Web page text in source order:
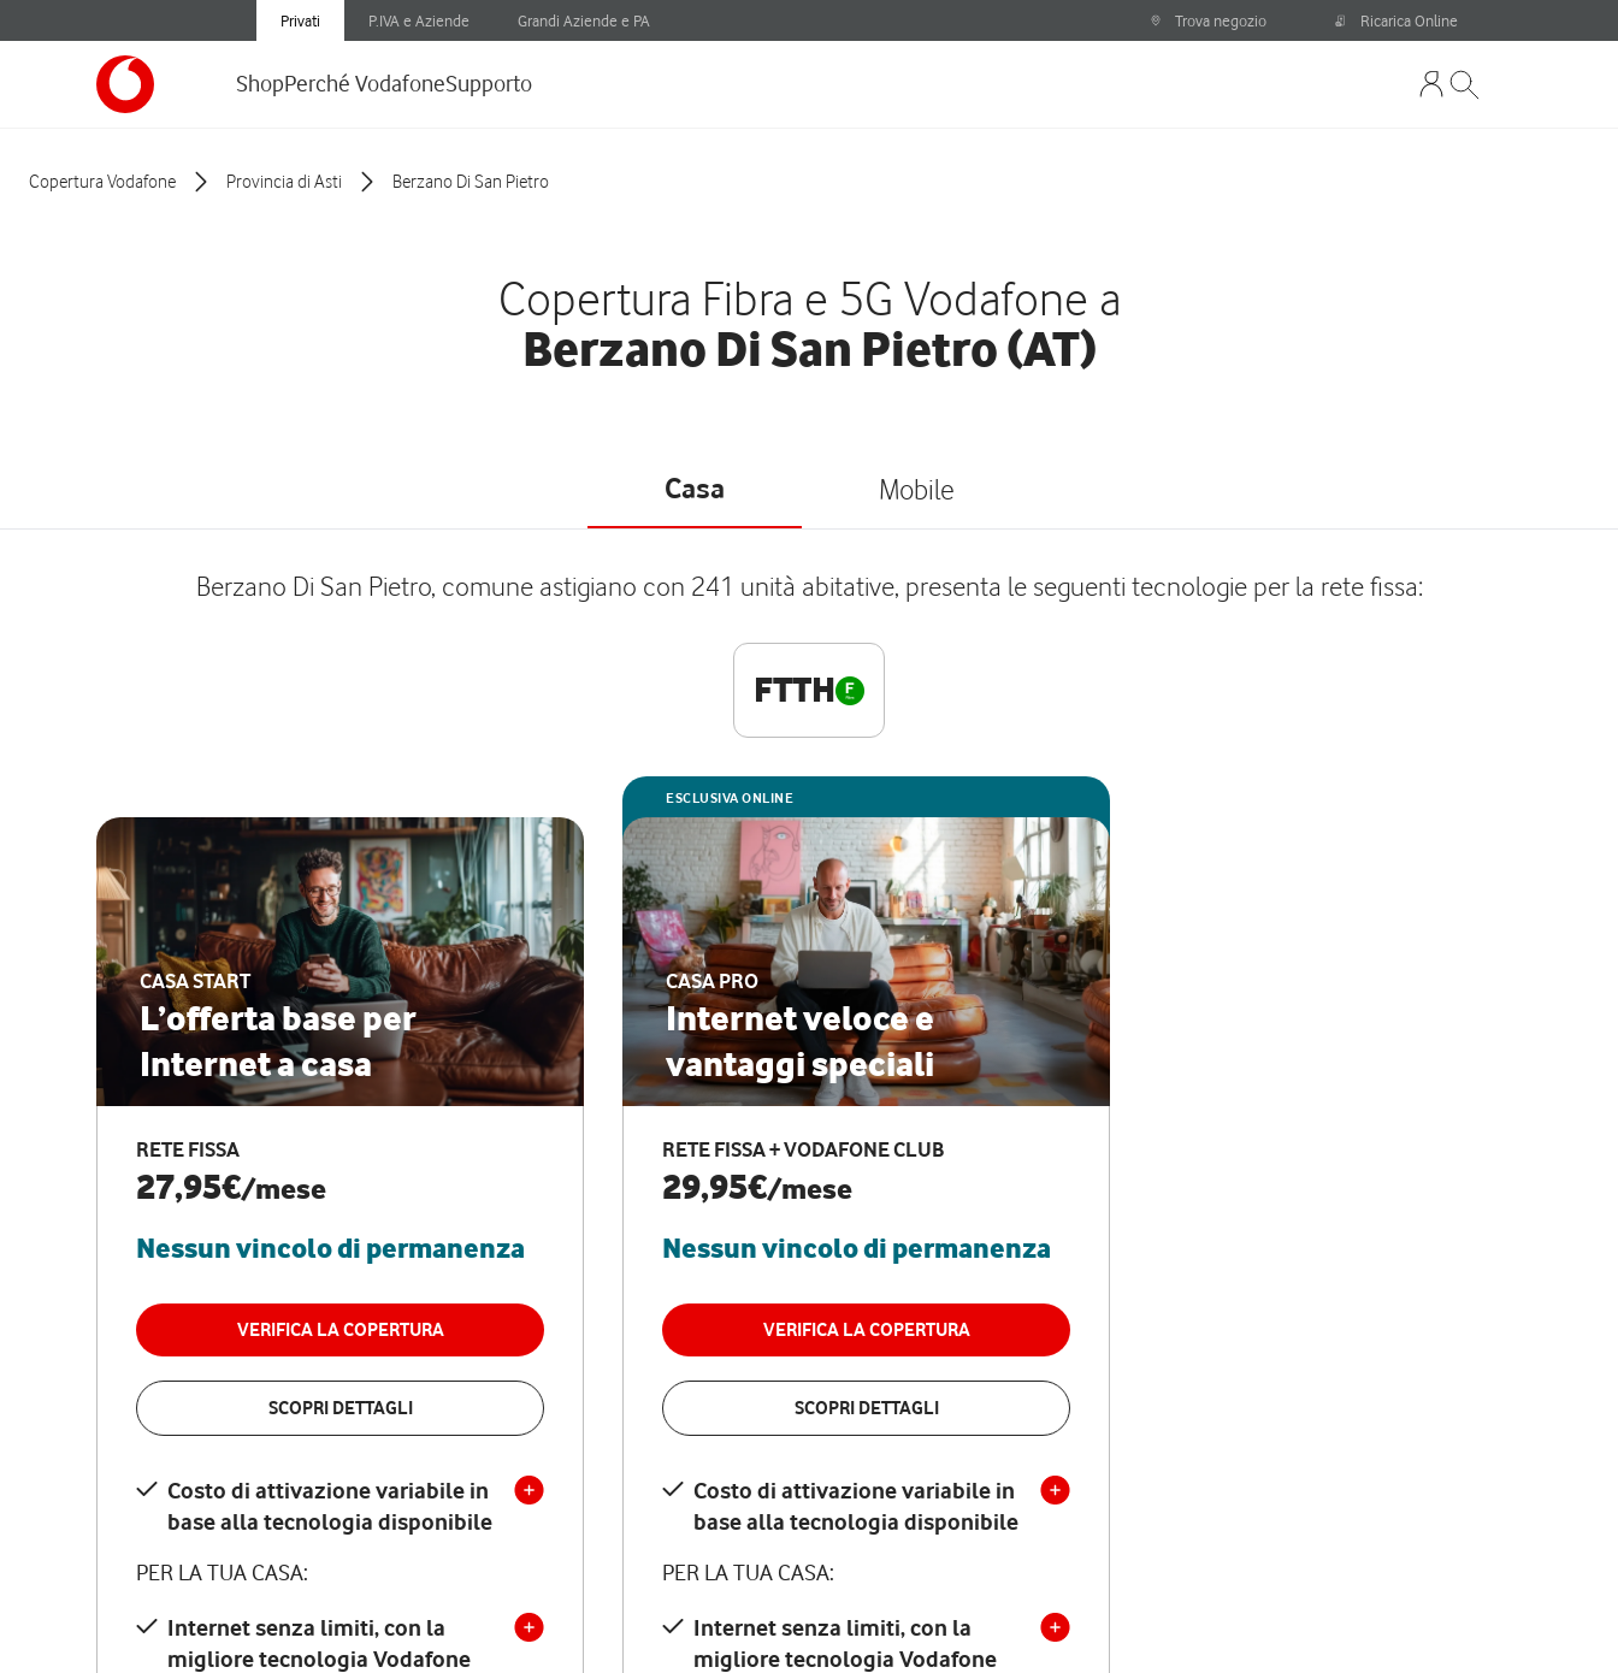
Privati P.IVA e Aziende Grandi Aziende e PA Trova negozio Ricarica Online
ShopPerché VodafoneSupporto
Copertura Vodafone Provincia di Asti Berzano Di San Pietro
Copertura Fibra e 5G Vodafone a
Berzano Di San Pietro (AT)
Casa Mobile
Berzano Di San Pietro, comune astigiano con 241 unità abitative, presenta le seguenti tecnologie per la rete fissa:
FTTH
CASA START
L’offerta base per
Internet a casa
RETE FISSA
27,95€/mese
Nessun vincolo di permanenza
VERIFICA LA COPERTURA
SCOPRI DETTAGLI
Costo di attivazione variabile in
base alla tecnologia disponibile
PER LA TUA CASA:
Internet senza limiti, con la
migliore tecnologia Vodafone
ESCLUSIVA ONLINE
CASA PRO
Internet veloce e
vantaggi speciali
RETE FISSA + VODAFONE CLUB
29,95€/mese
Nessun vincolo di permanenza
VERIFICA LA COPERTURA
SCOPRI DETTAGLI
Costo di attivazione variabile in
base alla tecnologia disponibile
PER LA TUA CASA:
Internet senza limiti, con la
migliore tecnologia Vodafone